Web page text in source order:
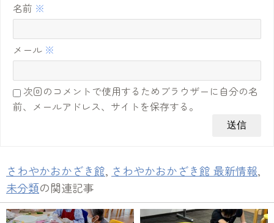
名前 ※
メール ※
次回のコメントで使用するためブラウザーに自分の名
前、メールアドレス、サイトを保存する。
さわやかおかざき館, さわやかおかざき館 最新情報,
未分類の関連記事